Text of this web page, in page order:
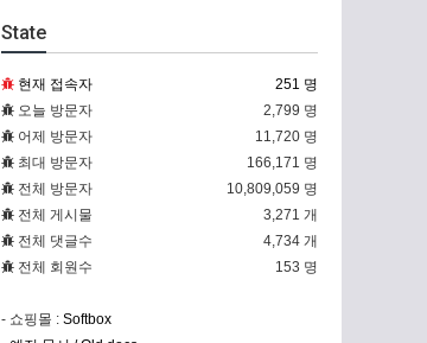
State
현재 접속자
251 명
오늘 방문자
2,799 명
어제 방문자
11,720 명
최대 방문자
166,171 명
전체 방문자
10,809,059 명
전체 게시물
3,271 개
전체 댓글수
4,734 개
전체 회원수
153 명
- 쇼핑몰 : Softbox